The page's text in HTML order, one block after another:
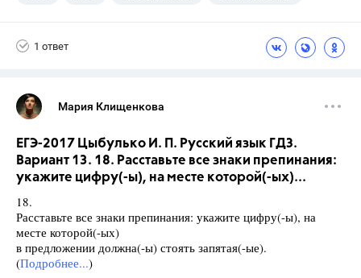
1 ответ
Мария Клищенкова
ЕГЭ-2017 Цыбулько И. П. Русский язык ГДЗ.
Вариант 13. 18. Расставьте все знаки препинания:
укажите цифру(-ы), на месте которой(-ых)...
18.
Расставьте все знаки препинания: укажите цифру(-ы), на
месте которой(-ых)
в предложении должна(-ы) стоять запятая(-ые).
(Подробнее...)